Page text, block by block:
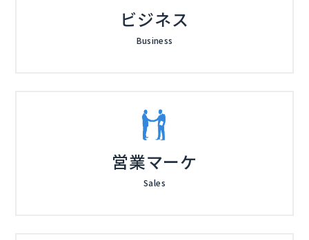
ビジネス
Business
営業マーケ
Sales